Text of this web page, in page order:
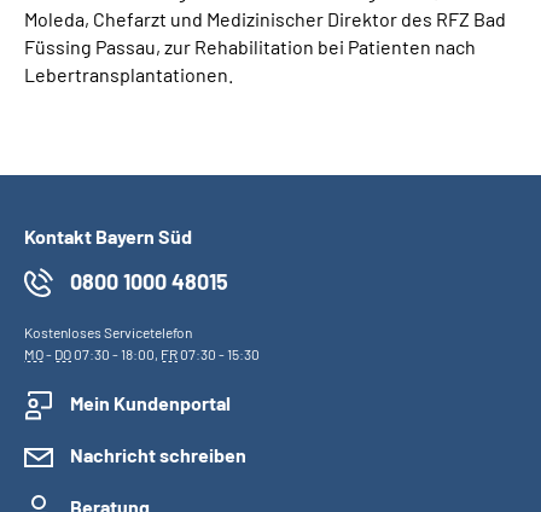
Moleda, Chefarzt und Medizinischer Direktor des RFZ Bad
Füssing Passau, zur Rehabilitation bei Patienten nach
Lebertransplantationen.
Kontakt Bayern Süd
0800 1000 48015
Kostenloses Servicetelefon
MO- DO07:30 - 18:00, FR07:30 - 15:30
Mein Kundenportal
Nachricht schreiben
Beratung